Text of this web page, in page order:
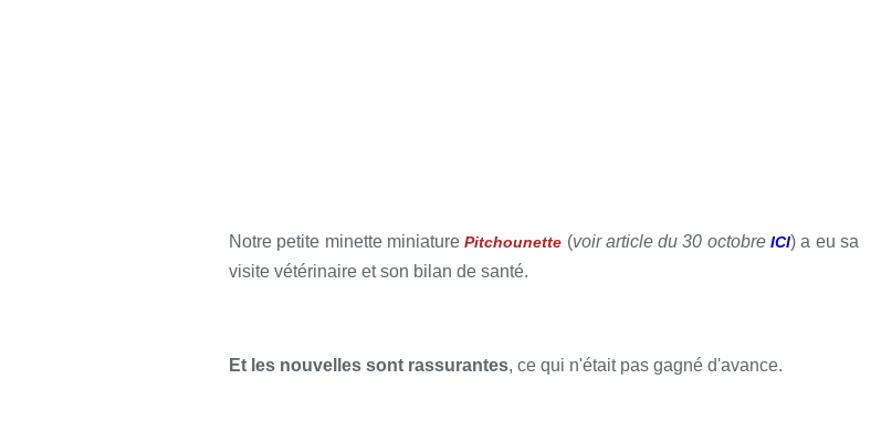
Notre petite minette miniaturePitchounette (voir article du 30 octobreICI) a eu sa
visite vétérinaire et son bilan de santé.
Et les nouvelles sont rassurantes, ce qui n'était pas gagné d'avance.